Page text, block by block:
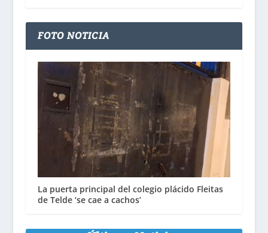
FOTO NOTICIA
La puerta principal del colegio plácido Fleitas
de Telde ‘se cae a cachos’